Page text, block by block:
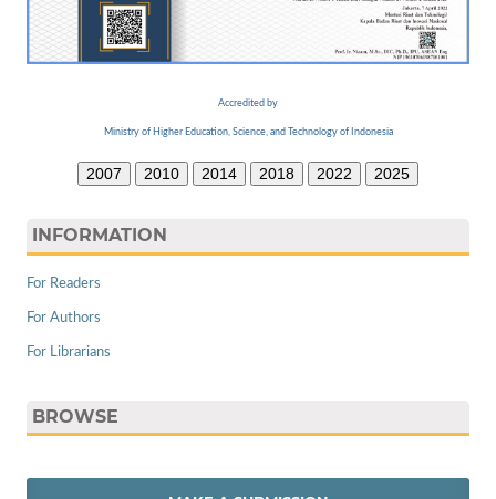
Accredited by
Ministry of Higher Education, Science, and Technology of Indonesia
2007 2010 2014 2018 2022 2025
INFORMATION
For Readers
For Authors
For Librarians
BROWSE